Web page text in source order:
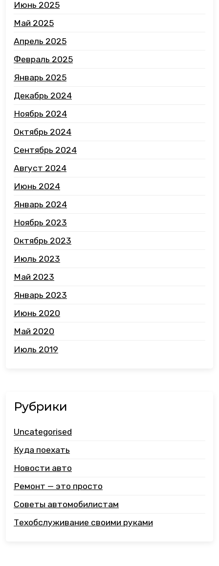
Июнь 2025
Май 2025
Апрель 2025
Февраль 2025
Январь 2025
Декабрь 2024
Ноябрь 2024
Октябрь 2024
Сентябрь 2024
Август 2024
Июнь 2024
Январь 2024
Ноябрь 2023
Октябрь 2023
Июль 2023
Май 2023
Январь 2023
Июнь 2020
Май 2020
Июль 2019
Рубрики
Uncategorised
Куда поехать
Новости авто
Ремонт — это просто
Советы автомобилистам
Техобслуживание своими руками